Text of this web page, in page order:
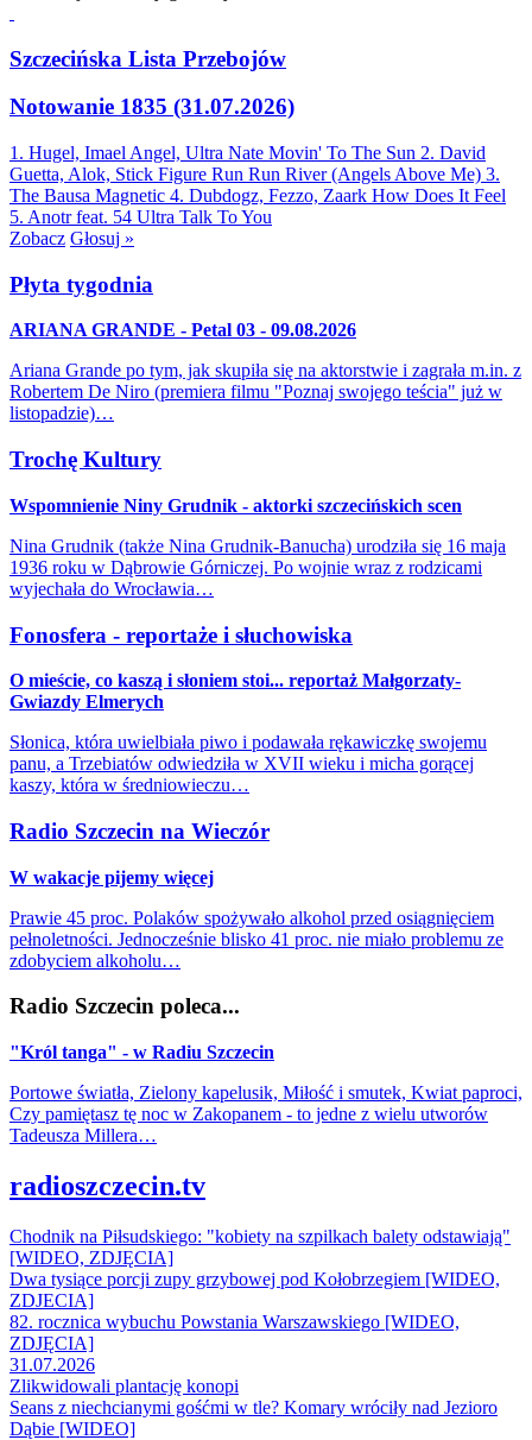
Szczecińska Lista Przebojów
Notowanie 1835 (31.07.2026)
1. Hugel, Imael Angel, Ultra Nate Movin' To The Sun 2. David
Guetta, Alok, Stick Figure Run Run River (Angels Above Me) 3.
The Bausa Magnetic 4. Dubdogz, Fezzo, Zaark How Does It Feel
5. Anotr feat. 54 Ultra Talk To You
Zobacz Głosuj »
Płyta tygodnia
ARIANA GRANDE - Petal 03 - 09.08.2026
Ariana Grande po tym, jak skupiła się na aktorstwie i zagrała m.in. z
Robertem De Niro (premiera filmu "Poznaj swojego teścia" już w
listopadzie)…
Trochę Kultury
Wspomnienie Niny Grudnik - aktorki szczecińskich scen
Nina Grudnik (także Nina Grudnik-Banucha) urodziła się 16 maja
1936 roku w Dąbrowie Górniczej. Po wojnie wraz z rodzicami
wyjechała do Wrocławia…
Fonosfera - reportaże i słuchowiska
O mieście, co kaszą i słoniem stoi... reportaż Małgorzaty-
Gwiazdy Elmerych
Słonica, która uwielbiała piwo i podawała rękawiczkę swojemu
panu, a Trzebiatów odwiedziła w XVII wieku i micha gorącej
kaszy, która w średniowieczu…
Radio Szczecin na Wieczór
W wakacje pijemy więcej
Prawie 45 proc. Polaków spożywało alkohol przed osiągnięciem
pełnoletności. Jednocześnie blisko 41 proc. nie miało problemu ze
zdobyciem alkoholu…
Radio Szczecin poleca...
"Król tanga" - w Radiu Szczecin
Portowe światła, Zielony kapelusik, Miłość i smutek, Kwiat paproci,
Czy pamiętasz tę noc w Zakopanem - to jedne z wielu utworów
Tadeusza Millera…
radioszczecin.tv
Chodnik na Piłsudskiego: "kobiety na szpilkach balety odstawiają"
[WIDEO, ZDJĘCIA]
Dwa tysiące porcji zupy grzybowej pod Kołobrzegiem [WIDEO,
ZDJECIA]
82. rocznica wybuchu Powstania Warszawskiego [WIDEO,
ZDJĘCIA]
31.07.2026
Zlikwidowali plantację konopi
Seans z niechcianymi gośćmi w tle? Komary wróciły nad Jezioro
Dąbie [WIDEO]